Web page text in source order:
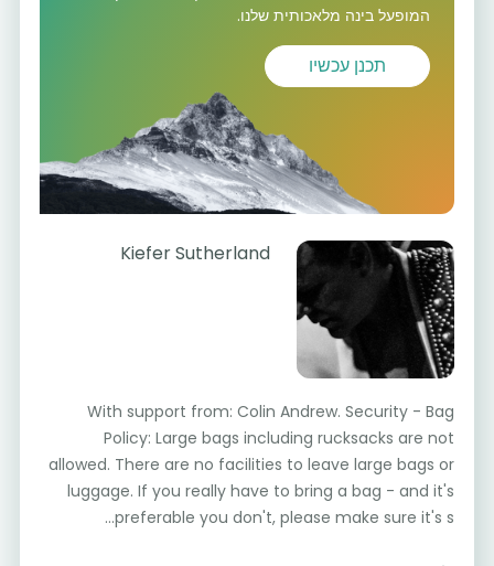
המופעל בינה מלאכותית שלנו.
תכנן עכשיו
Kiefer Sutherland
With support from: Colin Andrew. Security - Bag
Policy: Large bags including rucksacks are not
allowed. There are no facilities to leave large bags or
luggage. If you really have to bring a bag - and it's
preferable you don't, please make sure it's s...